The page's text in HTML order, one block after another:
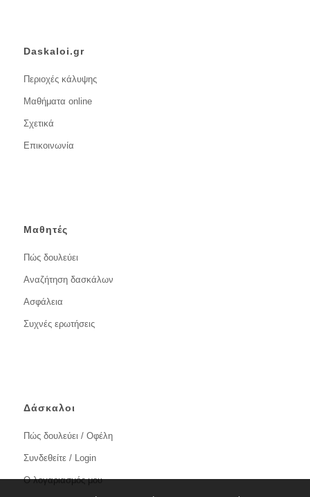
Daskaloi.gr
Περιοχές κάλυψης
Μαθήματα online
Σχετικά
Επικοινωνία
Μαθητές
Πώς δουλεύει
Αναζήτηση δασκάλων
Ασφάλεια
Συχνές ερωτήσεις
Δάσκαλοι
Πώς δουλεύει / Οφέλη
Συνδεθείτε / Login
Ο λογαριασμός μου